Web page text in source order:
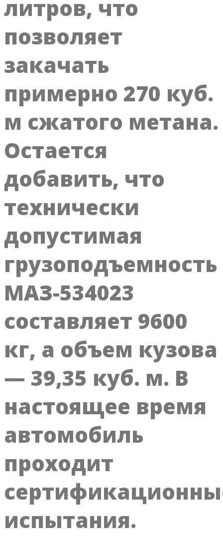
литров, что
позволяет
закачать
примерно 270 куб.
м сжатого метана.
Остается
добавить, что
технически
допустимая
грузоподъемность
МАЗ-534023
составляет 9600
кг, а объем кузова
— 39,35 куб. м. В
настоящее время
автомобиль
проходит
испытания.